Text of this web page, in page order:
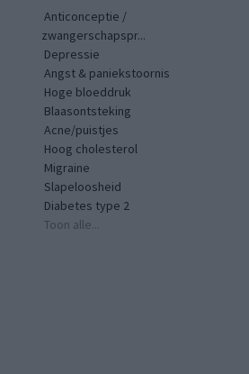
Anticonceptie /
zwangerschapspr...
Depressie
Angst & paniekstoornis
Hoge bloeddruk
Blaasontsteking
Acne/puistjes
Hoog cholesterol
Migraine
Slapeloosheid
Diabetes type 2
Toon alle...